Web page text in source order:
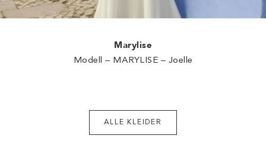
Marylise
Modell – MARYLISE – Joelle
ALLE KLEIDER